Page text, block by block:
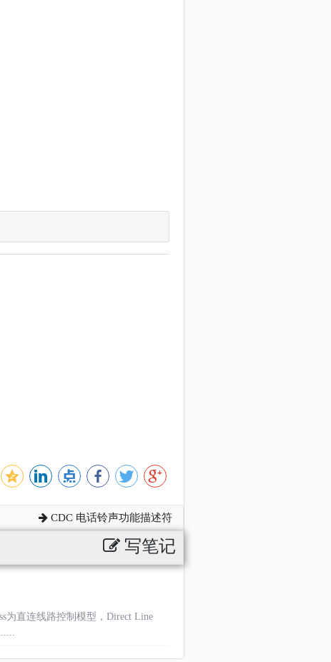
CDC 电话铃声功能描述符
写笔记
为直连线路控制模型，Direct Line